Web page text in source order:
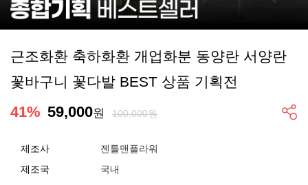
근조화환 축하화환 개업화분 동양란 서양란
꽃바구니 꽃다발 BEST 상품 기획전
41% 59,000원 100,000원
제조사
젠틀맨플라워
제조국
국내